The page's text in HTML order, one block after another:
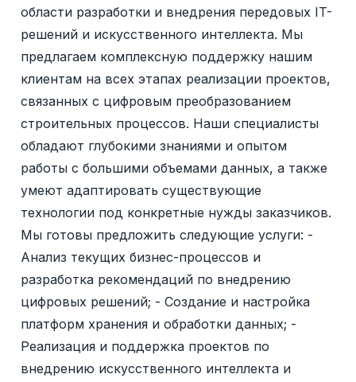
области разработки и внедрения передовых IT-
решений и искусственного интеллекта. Мы
предлагаем комплексную поддержку нашим
клиентам на всех этапах реализации проектов,
связанных с цифровым преобразованием
строительных процессов. Наши специалисты
обладают глубокими знаниями и опытом
работы с большими объемами данных, а также
умеют адаптировать существующие
технологии под конкретные нужды заказчиков.
Мы готовы предложить следующие услуги: -
Анализ текущих бизнес-процессов и
разработка рекомендаций по внедрению
цифровых решений; - Создание и настройка
платформ хранения и обработки данных; -
Реализация и поддержка проектов по
внедрению искусственного интеллекта и